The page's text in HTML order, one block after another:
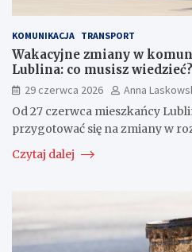
KOMUNIKACJA TRANSPORT
Wakacyjne zmiany w
Lublina: co musisz wiedzieć?
29 czerwca 2026
Anna
Od 27 czerwca mieszkańcy
przygotować się na zmiany w
Czytaj dalej